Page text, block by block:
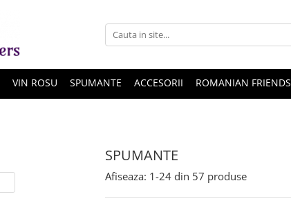
VIN ROSU SPUMANTE ACCESORII ROMANIAN FRIENDS
SPUMANTE
Afiseaza: 1-24 din 57 produse